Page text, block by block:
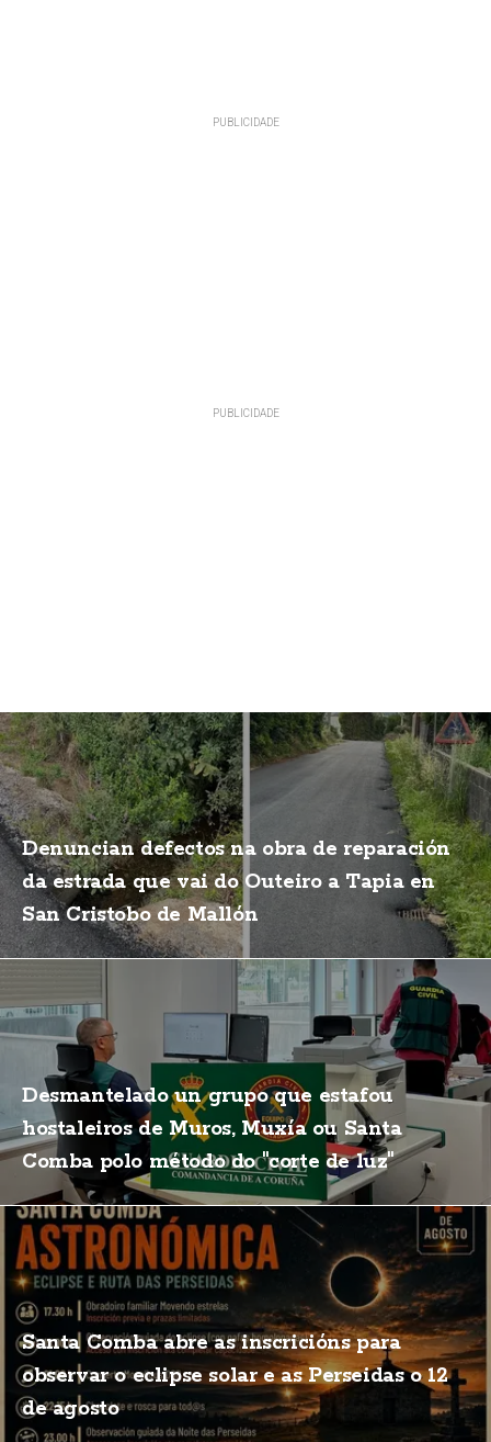
Denuncian defectos na obra de reparación
da estrada que vai do Outeiro a Tapia en
San Cristobo de Mallón
Desmantelado un grupo que estafou
hostaleiros de Muros, Muxía ou Santa
Comba polo método do "corte de luz"
Santa Comba abre as inscricións para
observar o eclipse solar e as Perseidas o 12
de agosto